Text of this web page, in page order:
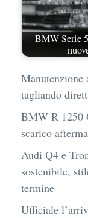
BMW Serie
tagliando
BMW R 1250
scarico
Audi Q4 e-
sostenibile,
termine
Ufficiale